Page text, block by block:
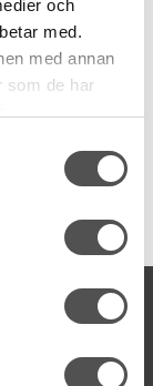
och
med.
med annan
som de har